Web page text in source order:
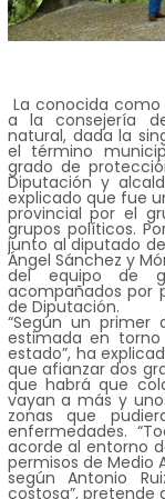
La conocida
a la consejería
natural, dada la
el término
grado de
Diputación y
explicado que fue
provincial por el
grupos políticos.
junto al diputado
Ángel Sánchez y
del equipo de
acompañados por
de Diputación.
“Según un primer
estimada en
estado”, ha
que afianzar dos
que habrá que
vayan a más y
zonas que
enfermedades.
acorde al entorno
permisos de Medio
según Antonio
costosa”, pretende